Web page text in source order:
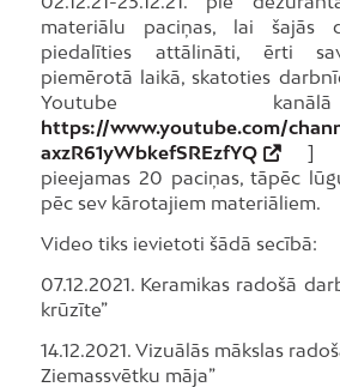
materiālu paciņas, lai šajās
piedalīties attālināti, ērti
piemērotā laikā, skatoties
Youtube
https://www.youtube.com/
axzR61yWbkefSREzfYQ
]
pieejamas 20 paciņas, tāpēc
pēc sev kārotajiem materiāliem.
Video tiks ievietoti šādā secībā:
07.12.2021. Keramikas radošā
krūzīte”
14.12.2021. Vizuālās mākslas
Ziemassvētku māja”